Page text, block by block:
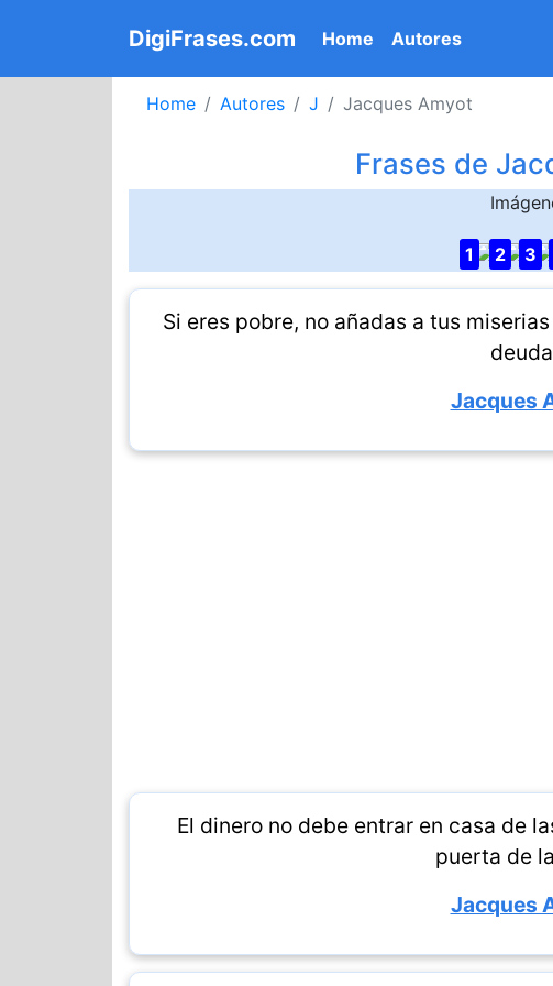
DigiFrases.com Home (current)
Autores
Home Autores J Jacques Amyot
Frases de
1 2 3
Si eres pobre, no añadas a tus
Jacques
El dinero no debe entrar en casa de
puerta de
Jacques